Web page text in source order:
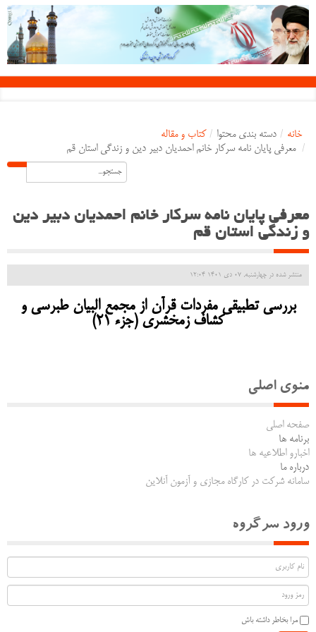
خانه / دسته بندی محتوا / کتاب و مقاله
/ معرفی پایان نامه سرکار خانم احمدیان دبیر دین و زندگی استان قم
معرفی پایان نامه سرکار خانم احمدیان دبیر دین
و زندگی استان قم
منتشر شده در چهارشنبه, 07 دی 1401 12:04
بررسی تطبیقی مفردات قرآن از مجمع البیان طبرسی و
کشاف زمخشری (جزء 21)
منوی اصلی
صفحه اصلی
برنامه ها
اخبارو اطلاعیه ها
درباره ما
سامانه شرکت در کارگاه مجازی و آزمون آنلاین
ورود سرگروه
مرا بخاطر داشته باش